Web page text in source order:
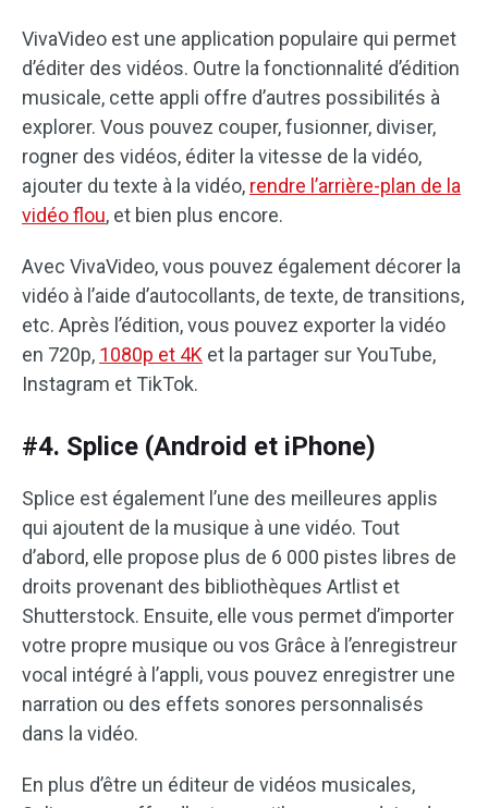
VivaVideo est une application populaire qui permet
d’éditer des vidéos. Outre la fonctionnalité d’édition
musicale, cette appli offre d’autres possibilités à
explorer. Vous pouvez couper, fusionner, diviser,
rogner des vidéos, éditer la vitesse de la vidéo,
ajouter du texte à la vidéo, rendre l’arrière-plan de la
vidéo flou, et bien plus encore.
Avec VivaVideo, vous pouvez également décorer la
vidéo à l’aide d’autocollants, de texte, de transitions,
etc. Après l’édition, vous pouvez exporter la vidéo
en 720p, 1080p et 4K et la partager sur YouTube,
Instagram et TikTok.
#4. Splice (Android et iPhone)
Splice est également l’une des meilleures applis
qui ajoutent de la musique à une vidéo. Tout
d’abord, elle propose plus de 6 000 pistes libres de
droits provenant des bibliothèques Artlist et
Shutterstock. Ensuite, elle vous permet d’importer
votre propre musique ou vos Grâce à l’enregistreur
vocal intégré à l’appli, vous pouvez enregistrer une
narration ou des effets sonores personnalisés
dans la vidéo.
En plus d’être un éditeur de vidéos musicales,